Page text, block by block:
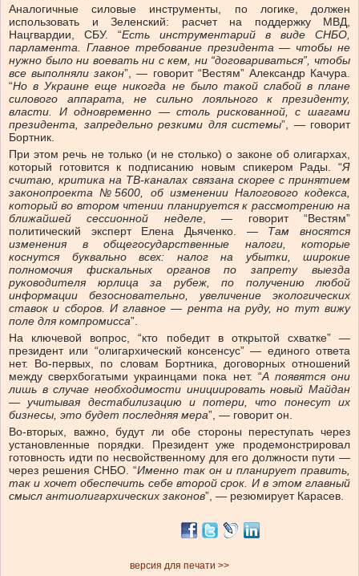
Аналогичные силовые инструменты, по логике, должен
использовать и Зеленский: расчет на поддержку МВД,
Нацгвардии, СБУ. “Есть инструментарий в виде СНБО,
парламента. Главное требование президента — чтобы не
нужно было ни воевать ни с кем, ни “договариваться”, чтобы
все выполняли закон”, — говорит “Вестям” Александр Качура.
“Но в Украине еще никогда не было такой слабой в плане
силового аппарата, не сильно лояльного к президенту,
власти. И одновременно — столь рискованной, с шагами
президента, запредельно резкими для системы”, — говорит
Бортник.
При этом речь не только (и не столько) о законе об олигархах,
который готовится к подписанию новым спикером Рады. “Я
считаю, критика на ТВ-каналах связана скорее с принятием
законопроекта №5600, об изменении Налогового кодекса,
который во втором чтении планируется к рассмотрению на
ближайшей сессионной неделе, — говорит “Вестям”
политический эксперт Елена Дьяченко. — Там вносятся
изменения в общегосударственные налоги, которые
коснутся буквально всех: налог на убытки, широкие
полномочия фискальных органов по запрету выезда
руководителя юрлица за рубеж, по получению любой
информации безосновательно, увеличение экологических
ставок и сборов. И главное — рента на руду, но тут вижу
поле для компромисса”.
На ключевой вопрос, “кто победит в открытой схватке” —
президент или “олигархический консенсус” — единого ответа
нет. Во-первых, по словам Бортника, договорных отношений
между сверхбогатыми украинцами пока нет. “А появятся они
лишь в случае необходимости инициировать новый Майдан
— учитывая дестабилизацию и потери, что понесут их
бизнесы, это будет последняя мера”, — говорит он.
Во-вторых, важно, будут ли обе стороны переступать через
установленные порядки. Президент уже продемонстрировал
готовность идти по несвойственному для его должности пути —
через решения СНБО. “Именно так он и планирует править,
так и хочет обеспечить себе второй срок. И в этом главный
смысл антиолигархических законов”, — резюмирует Карасев.
версия для печати >>